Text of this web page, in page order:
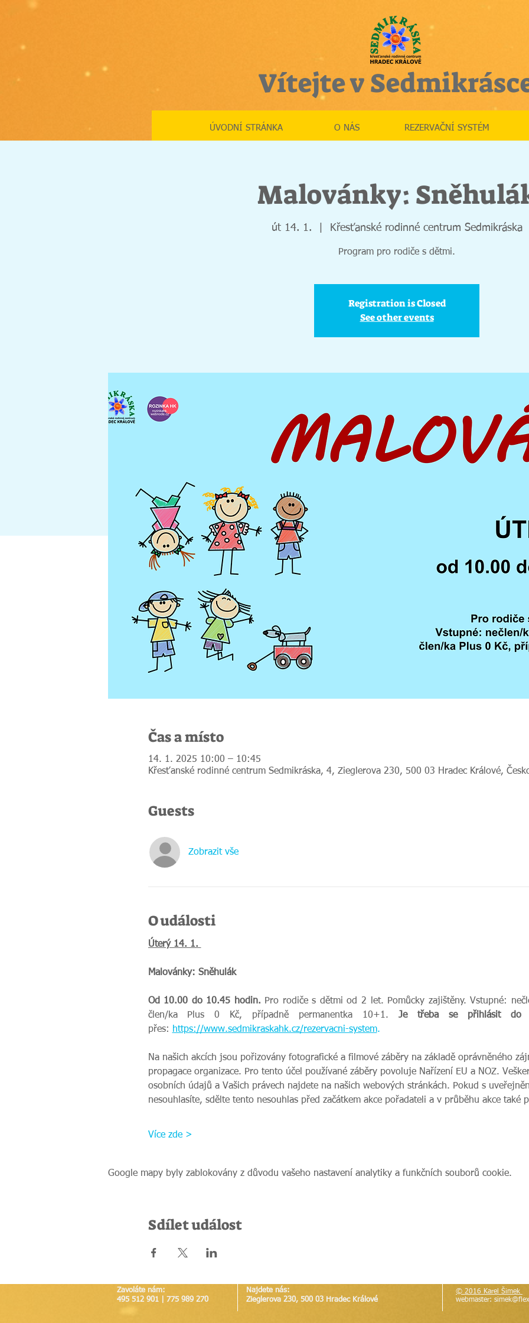
Vítejte v
ÚVODNÍ STRÁNKA O NÁS REZERVAČNÍ SYSTÉM
Malovánky:
út 14. 1. Křesťanské rodinné centrum Sedmikráska
Program pro rodiče s dětmi.
Registration is Closed
See other events
Čas a místo
14. 1. 2025 10:00 – 10:45
Křesťanské rodinné centrum Sedmikráska, 4, Zieglerova 230, 500 03 Hradec Králové,
Guests
Zobrazit vše
O události
Úterý 14. 1.
Malovánky: Sněhulák
Od 10.00 do 10.45 hodin. Pro rodiče s dětmi od 2 let. Pomůcky zajištěny. Vstupné:
člen/ka Plus 0 Kč, případně permanentka 10+1.
přes: https://www.sedmikraskahk.cz/rezervacni-system.
Na našich akcích jsou pořizovány fotografické a filmové záběry na základě oprávněného
propagace organizace. Pro tento účel používané záběry povoluje Nařízení EU a NOZ.
osobních údajů a Vašich právech najdete na našich webových stránkách. Pokud s
nesouhlasíte, sdělte tento nesouhlas před začátkem akce pořadateli a v průběhu akce také
Více zde >
Google mapy byly zablokovány z důvodu vašeho nastavení analytiky a funkčních souborů cookie.
Sdílet událost
© 2016 Karel Šimek
webmaster:
Zavoláte nám:
495 512 901 | 775 989 270
Najdete nás:
Zieglerova 230, 500 03 Hradec Králové